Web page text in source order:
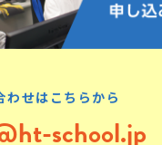
わせはこちらから
school.jp